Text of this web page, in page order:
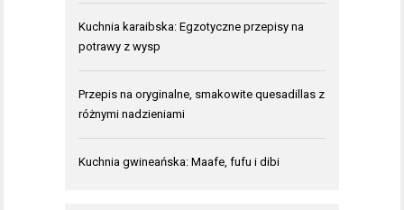
Kuchnia karaibska: Egzotyczne przepisy na
potrawy z wysp
Przepis na oryginalne, smakowite quesadillas z
różnymi nadzieniami
Kuchnia gwineańska: Maafe, fufu i dibi